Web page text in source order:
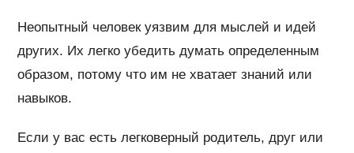
Неопытный человек уязвим для мыслей и идей
других. Их легко убедить думать определенным
образом, потому что им не хватает знаний или
навыков.
Если у вас есть легковерный родитель, друг или